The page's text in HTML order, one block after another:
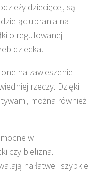
dziecięcej, są
ubrania na
o regulowanej
dziecka.
na zawieszenie
rzeczy. Dzięki
można również
w
czy bielizna.
na łatwe i szybkie